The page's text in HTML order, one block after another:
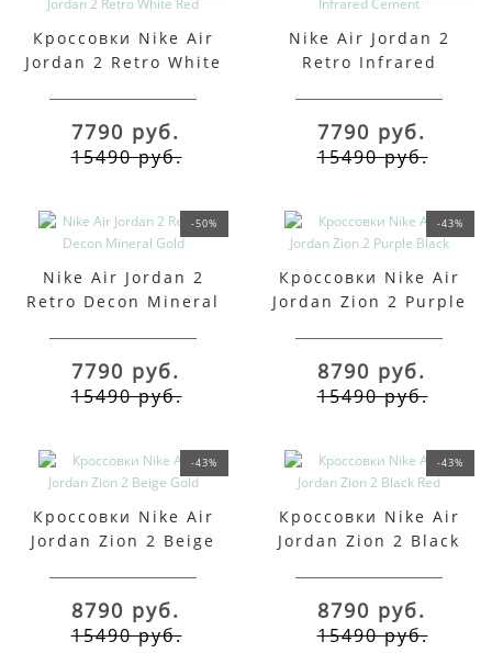
Кроссовки Nike Air
Jordan 2 Retro White
7790 руб.
15490 руб.
Nike Air Jordan 2
Retro Infrared
7790 руб.
15490 руб.
-50%
Nike Air Jordan 2
Retro Decon Mineral
7790 руб.
15490 руб.
-43%
Кроссовки Nike Air
Jordan Zion 2 Purple
8790 руб.
15490 руб.
-43%
Кроссовки Nike Air
Jordan Zion 2 Beige
8790 руб.
15490 руб.
-43%
Кроссовки Nike Air
Jordan Zion 2 Black
8790 руб.
15490 руб.